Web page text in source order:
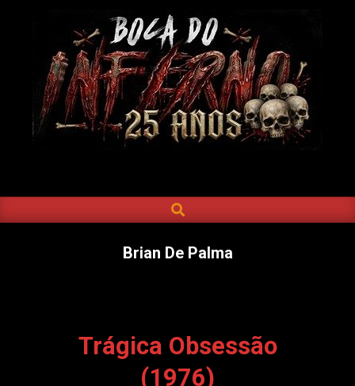
DO
INFERNO
Navigation
SEARCH
Brian De Palma
Trágica Obsessão
(1976)